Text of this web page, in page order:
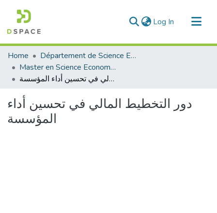
Log In (current)
Communities & Collections
All of DSpace
Statistics
Home
Département de Science Economique
Master en Science Economique
دور التخطيط المالي في تحسين أداء المؤسسة
دور التخطيط المالي في تحسين أداء
المؤسسة